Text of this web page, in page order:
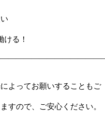
る！
よってお願いすることもご
すので、ご安心ください。